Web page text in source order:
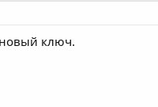
ключ.